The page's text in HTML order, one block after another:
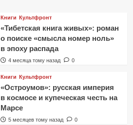
Книги Культфронт
«Тибетская книга живых»: роман
о поиске «смысла номер ноль»
в эпоху распада
4 месяца тому назад 0
Книги Культфронт
«Остроумов»: русская империя
в космосе и купеческая честь на
Марсе
5 месяцев тому назад 0